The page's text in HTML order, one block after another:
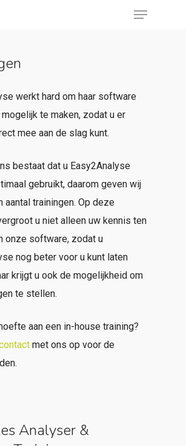
Menu
werkt hard om haar software
te maken, zodat u er
mee aan de slag kunt.
bestaat dat u Easy2Analyse
gebruikt, daarom geven wij
aantal trainingen. Op deze
u niet alleen uw kennis ten
onze software, zodat u
nog beter voor u kunt laten
krijgt u ook de mogelijkheid om
te stellen.
aan een in-house training?
met ons op voor de
Analyser &